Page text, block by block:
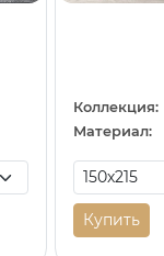
Коллекция:
Материал:
Купить